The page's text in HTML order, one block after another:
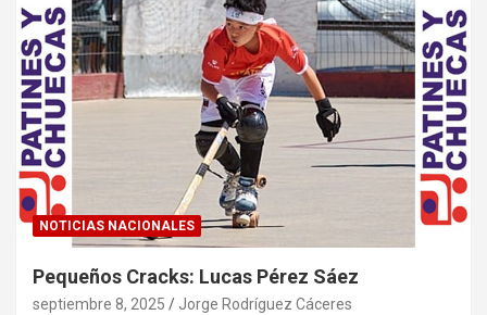
NOTICIAS NACIONALES
Pequeños Cracks: Lucas Pérez Sáez
septiembre 8, 2025 Jorge Rodríguez Cáceres